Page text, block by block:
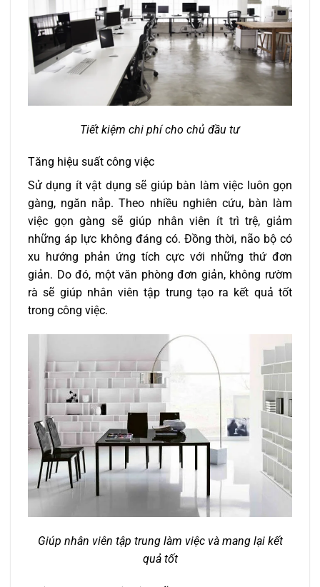
Tiết kiệm chi phí cho chủ đầu tư
Tăng hiệu suất công việc
Sử dụng ít vật dụng sẽ giúp bàn làm việc luôn gọn
gàng, ngăn nắp. Theo nhiều nghiên cứu, bàn làm
việc gọn gàng sẽ giúp nhân viên ít trì trệ, giảm
những áp lực không đáng có. Đồng thời, não bộ có
xu hướng phản ứng tích cực với những thứ đơn
giản. Do đó, một văn phòng đơn giản, không rườm
rà sẽ giúp nhân viên tập trung tạo ra kết quả tốt
trong công việc.
Giúp nhân viên tập trung làm việc và mang lại kết
quả tốt